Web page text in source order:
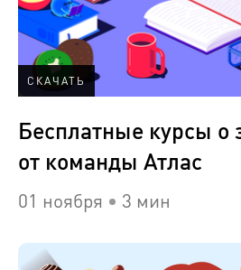
СКАЧАТЬ
Бесплатные курсы о
от команды Атлас
01 ноября 3 мин